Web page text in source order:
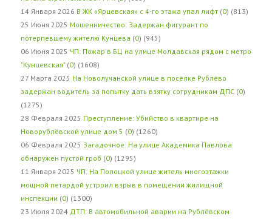
14 Января 2026 В ЖК «Ярцевская» с 4-го этажа упал лифт (0) (813)
25 Июня 2025 Мошенничество: Задержан фигурант по
потерпевшему жителю Кунцева (0) (945)
06 Июня 2025 ЧП: Пожар в БЦ на улице Молдавская рядом с метро
"Кунцевская" (0) (1608)
27 Марта 2025 На Новолучанской улице в посёлке Рублёво
задержан водитель за попытку дать взятку сотрудникам ДПС (0)
(1275)
28 Февраля 2025 Преступление: Убийство в квартире на
Новорублёвской улице дом 5 (0) (1260)
06 Февраля 2025 Загадочное: На улице Академика Павлова
обнаружен пустой гроб (0) (1295)
11 Января 2025 ЧП: На Полоцкой улице житель многоэтажки
мощной петардой устроил взрыв в помещении жилищной
инспекции (0) (1300)
23 Июля 2024 ДТП: В автомобильной аварии на Рублёвском